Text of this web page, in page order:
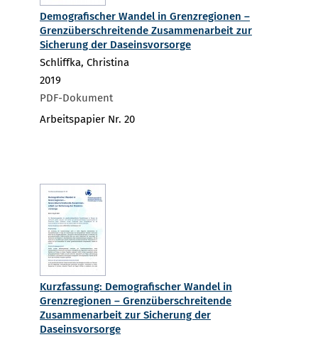
Demografischer Wandel in Grenzregionen –
Grenzüberschreitende Zusammenarbeit zur
Sicherung der Daseinsvorsorge
Schliffka, Christina
2019
PDF-Dokument
Arbeitspapier Nr. 20
Kurzfassung: Demografischer Wandel in
Grenzregionen – Grenzüberschreitende
Zusammenarbeit zur Sicherung der
Daseinsvorsorge